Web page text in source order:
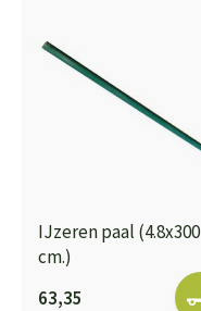
IJzeren paal (4.8x300
cm.)
63,35